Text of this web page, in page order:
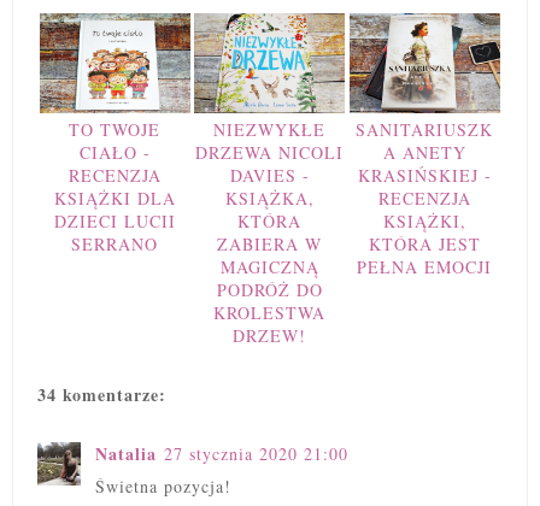
TO TWOJE
CIAŁO -
RECENZJA
KSIĄŻKI DLA
DZIECI LUCII
SERRANO
NIEZWYKŁE
DRZEWA NICOLI
DAVIES -
KSIĄŻKA,
KTÓRA
ZABIERA W
MAGICZNĄ
PODRÓŻ DO
KROLESTWA
DRZEW!
SANITARIUSZK
A ANETY
KRASIŃSKIEJ -
RECENZJA
KSIĄŻKI,
KTÓRA JEST
PEŁNA EMOCJI
34 komentarze:
Natalia 27 stycznia 2020 21:00
Świetna pozycja!